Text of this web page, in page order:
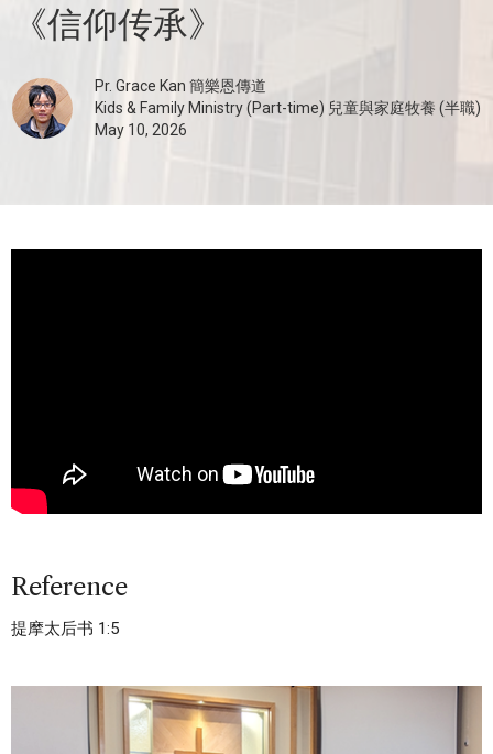
《信仰传承》
Pr. Grace Kan 簡樂恩傳道
Kids & Family Ministry (Part-time) 兒童與家庭牧養 (半職)
May 10, 2026
Reference
提摩太后书 1:5